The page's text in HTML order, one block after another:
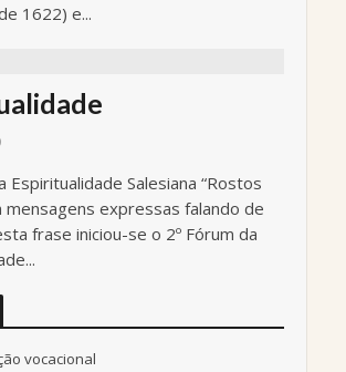
1622) e...
Espiritualidade Salesiana “Rostos
expressas falando de
frase iniciou-se o 2º Fórum da
vocacional